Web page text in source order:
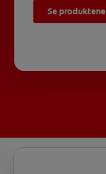
Se produktene